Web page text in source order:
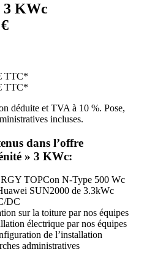
KWc
TTC*
TTC*
déduite et TVA à 10 %. Pose,
incluses.
dans l’offre
» 3 KWc:
TOPCon N-Type 500 Wc
SUN2000 de 3.3kWc
DC
sur la toiture par nos équipes
électrique par nos équipes
de l’installation
administratives